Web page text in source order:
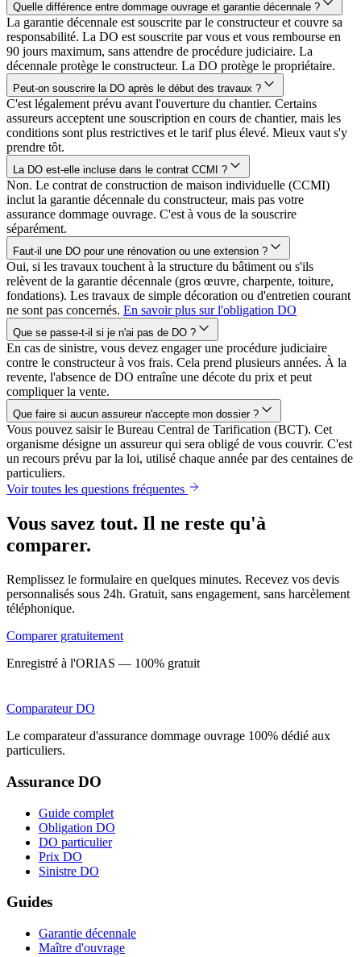
Quelle différence entre dommage ouvrage et garantie décennale ?
La garantie décennale est souscrite par le constructeur et couvre sa
responsabilité. La DO est souscrite par vous et vous rembourse en
90 jours maximum, sans attendre de procédure judiciaire. La
décennale protège le constructeur. La DO protège le propriétaire.
Peut-on souscrire la DO après le début des travaux ?
C'est légalement prévu avant l'ouverture du chantier. Certains
assureurs acceptent une souscription en cours de chantier, mais les
conditions sont plus restrictives et le tarif plus élevé. Mieux vaut s'y
prendre tôt.
La DO est-elle incluse dans le contrat CCMI ?
Non. Le contrat de construction de maison individuelle (CCMI)
inclut la garantie décennale du constructeur, mais pas votre
assurance dommage ouvrage. C'est à vous de la souscrire
séparément.
Faut-il une DO pour une rénovation ou une extension ?
Oui, si les travaux touchent à la structure du bâtiment ou s'ils
relèvent de la garantie décennale (gros œuvre, charpente, toiture,
fondations). Les travaux de simple décoration ou d'entretien courant
ne sont pas concernés. En savoir plus sur l'obligation DO
Que se passe-t-il si je n'ai pas de DO ?
En cas de sinistre, vous devez engager une procédure judiciaire
contre le constructeur à vos frais. Cela prend plusieurs années. À la
revente, l'absence de DO entraîne une décote du prix et peut
compliquer la vente.
Que faire si aucun assureur n'accepte mon dossier ?
Vous pouvez saisir le Bureau Central de Tarification (BCT). Cet
organisme désigne un assureur qui sera obligé de vous couvrir. C'est
un recours prévu par la loi, utilisé chaque année par des centaines de
particuliers.
Voir toutes les questions fréquentes
Vous savez tout. Il ne reste qu'à
comparer.
Remplissez le formulaire en quelques minutes. Recevez vos devis
personnalisés sous 24h. Gratuit, sans engagement, sans harcèlement
téléphonique.
Comparer gratuitement
Enregistré à l'ORIAS — 100% gratuit
ComparateurDO
Le comparateur d'assurance dommage ouvrage 100% dédié aux
particuliers.
Assurance DO
Guide complet
Obligation DO
DO particulier
Prix DO
Sinistre DO
Guides
Garantie décennale
Maître d'ouvrage